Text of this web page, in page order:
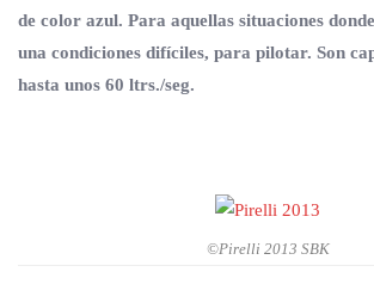
de color azul. Para aquellas situaciones
una condiciones difíciles, para pilotar. Son
hasta unos 60 ltrs./seg.
©Pirelli 2013 SBK